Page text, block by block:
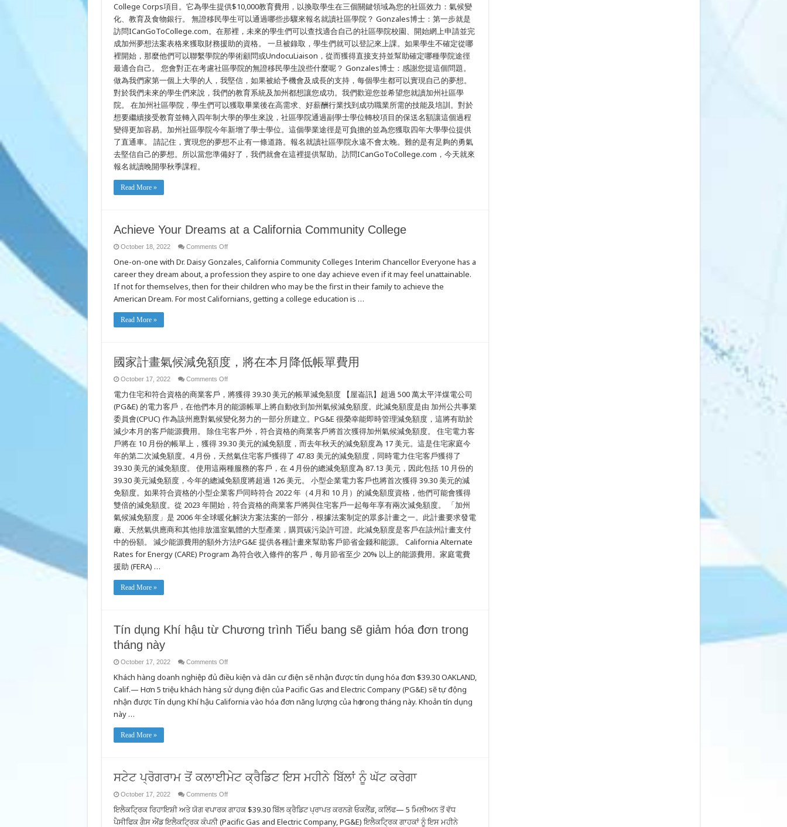
College Corps項目。它為學生提供$10,000教育費用，以換取學生在三個關鍵領域為您的社區效力：氣候變
化、教育及食物銀行。 無證移民學生可以通過哪些步驟來報名就讀社區學院？ Gonzales博士：第一步就是
訪問ICanGoToCollege.com。在那裡，未來的學生們可以查找適合自己的社區學院校園、開始網上申請並完
成加州夢想法案表格來獲取財務援助的資格。 一旦被錄取，學生們就可以登記來上課。如果學生不確定從哪
裡開始，那麼他們可以聯繫學院的學術顧問或UndocuLiaison，從而獲得直接支持並幫助確定哪種學院途徑
最適合自己。 您會對正在考慮社區學院的無證移民學生說些什麼呢？ Gonzales博士：感謝您提這個問題。
做為我們家第一個上大學的人，我堅信，如果被給予機會及成長的支持，每個學生都可以實現自己的夢想。
對於我們未來的學生們來說，我們的教育系統及加州都想讓您成功。我們歡迎您並希望您就讀加州社區學
院。 在加州社區學院，學生們可以獲取畢業後在高需求、好薪酬行業找到成功職業所需的技能及培訓。對於
想要繼續接受教育並轉入四年制大學的學生來說，社區學院通過副學士學位轉校項目的保送名額讓這個過程
變得更加容易。加州社區學院今年新增了學士學位。這個學業途徑是可負擔的並為您獲取四年大學學位提供
了直通車。 請記住，實現您的夢想不止有一條道路。報名就讀社區學院永遠不會太晚。難的是有足夠的勇氣
去堅信自己的夢想。所以當您準備好了，我們就會在這裡提供幫助。訪問ICanGoToCollege.com，今天就來
報名就讀晚開學秋季課程。
Read More »
Achieve Your Dreams at a California Community College
October 18, 2022 Comments Offon
Your
Dreams
at
California
Community
College
One-on-one with Dr. Daisy Gonzales, California Community Colleges Interim Chancellor Everyone has a
career they dream about, a profession they aspire to one day achieve even if it may feel unattainable.
If not for themselves, then for their children who may be the first in their family to achieve the
American Dream. For most Californians, getting a college education is …
Read More »
國家計畫氣候減免額度，將在本月降低帳單費用
October 17, 2022 Comments Offon
家
計
畫
氣
候
免
額
度，
將
在
本
降
低
帳
單
費
用
電力住宅和符合資格的商業客戶，將獲得 39.30 美元的帳單減免額度 【屋崙訊】超過 500 萬太平洋煤電公司
(PG&E) 的電力客戶，在他們本月的能源帳單上將自動收到加州氣候減免額度。此減免額度是由 加州公共事業
委員會(CPUC) 作為該州應對氣候變化努力的一部分所建立。PG&E 很榮幸能即時管理減免額度，這將有助於
減少本月的客戶能源費用。 除住宅客戶外，符合資格的商業客戶將首次獲得加州氣候減免額度。 住宅電力客
戶將在 10 月份的帳單上，獲得 39.30 美元的減免額度，而去年秋天的減免額度為 17 美元。這是住宅家庭今
年的第二次減免額度。4 月份，天然氣住宅客戶獲得了 47.83 美元的減免額度，同時電力住宅客戶獲得了
39.30 美元的減免額度。 使用這兩種服務的客戶，在 4 月份的總減免額度為 87.13 美元，因此包括 10 月份的
39.30 美元減免額度，今年的總減免額度將超過 126 美元。 小型企業電力客戶也將首次獲得 39.30 美元的減
免額度。如果符合資格的小型企業客戶同時符合 2022 年（4 月和 10 月）的減免額度資格，他們可能會獲得
雙倍的減免額度。從 2023 年開始，符合資格的商業客戶將與住宅客戶一起每年享有兩次減免額度。 「加州
氣候減免額度」是 2006 年全球暖化解決方案法案的一部分，根據法案制定的眾多計畫之一。此計畫要求發電
廠、天然氣供應商和其他排放溫室氣體的大型產業，購買碳污染許可證。此減免額度是客戶在該州計畫支付
中的份額。 減少能源費用的額外方法PG&E 提供各種計畫來幫助客戶節省金錢和能源。 California Alternate
Rates for Energy (CARE) Program 為符合收入條件的客戶，每月節省至少 20% 以上的能源費用。家庭電費
援助 (FERA) …
Read More »
Tín dụng Khí hậu từ Chương trình Tiểu bang sẽ giảm hóa đơn trong
tháng này
October 17, 2022 Comments Offon
dụng
Khí
hậu
Chương
này
Khách hàng doanh nghiệp đủ điều kiện và dân cư điện sẽ nhận được tín dụng hóa đơn $39.30 OAKLAND,
Calif.— Hơn 5 triệu khách hàng sử dụng điện của Pacific Gas and Electric Company (PG&E) sẽ tự động
nhận được Tín dụng Khí hậu California vào hóa đơn năng lượng của họ trong tháng này. Khoản tín dụng
này …
Read More »
ਸਟੇਟ ਪ੍ਰੋਗਰਾਮ ਤੋਂ ਕਲਾਈਮੇਟ ਕ੍ਰੈਡਿਟ ਇਸ ਮਹੀਨੇ ਬਿੱਲਾਂ ਨੂੰ ਘੱਟ ਕਰੇਗਾ
October 17, 2022 Comments Offon
ਪ੍ਰੋਗਰਾਮ
ਕਲਾਈਮੇਟ
ਇਲੈਕਟ੍ਰਿਕ ਰਿਹਾਇਸ਼ੀ ਅਤੇ ਯੋਗ ਵਪਾਰਕ ਗਾਹਕ $39.30 ਬਿੱਲ ਕ੍ਰੈਡਿਟ ਪ੍ਰਾਪਤ ਕਰਨਗੇ ਓਕਲੈਂਡ, ਕਲਿੱਫ— 5 ਮਿਲੀਅਨ ਤੋਂ ਵੱਧ
ਪੈਸੀਫਿਕ ਗੈਸ ਐਂਡ ਇਲੈਕਟ੍ਰਿਕ ਕੰਪਨੀ (Pacific Gas and Electric Company, PG&E) ਇਲੈਕਟ੍ਰਿਕ ਗਾਹਕਾਂ ਨੂੰ ਇਸ ਮਹੀਨੇ